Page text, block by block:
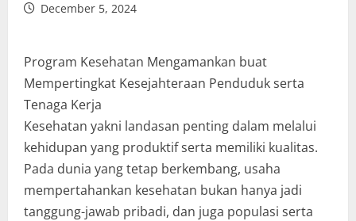
December 5, 2024
Program Kesehatan Mengamankan buat
Mempertingkat Kesejahteraan Penduduk serta
Tenaga Kerja
Kesehatan yakni landasan penting dalam melalui
kehidupan yang produktif serta memiliki kualitas.
Pada dunia yang tetap berkembang, usaha
mempertahankan kesehatan bukan hanya jadi
tanggung-jawab pribadi, dan juga populasi serta